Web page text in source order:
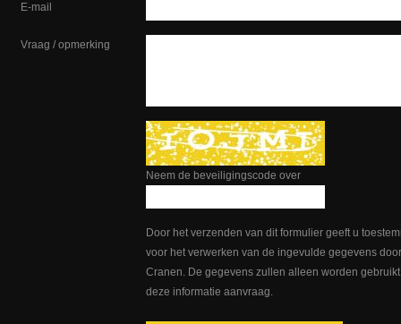
E-mail
Vraag / opmerking
Neem de beveiligingscode over
Door het verzenden van dit formulier geeft u
voor het verwerken van de ingevulde gegevens door
Cranen. De gegevens zullen alleen worden
deze informatie aanvraag.